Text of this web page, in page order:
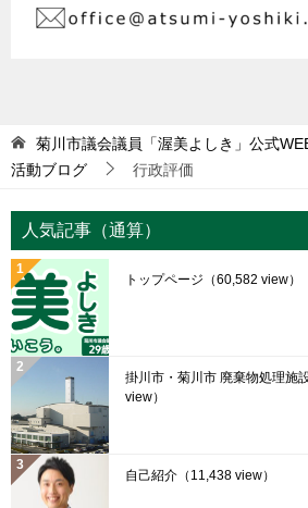
菊川市議会議員「渥美よしき」公式
活動ブログ
行政評価
人気記事（通算）
トップページ （60,582 view）
掛川市・菊川市 廃棄物処理施
view）
自己紹介 （11,438 view）